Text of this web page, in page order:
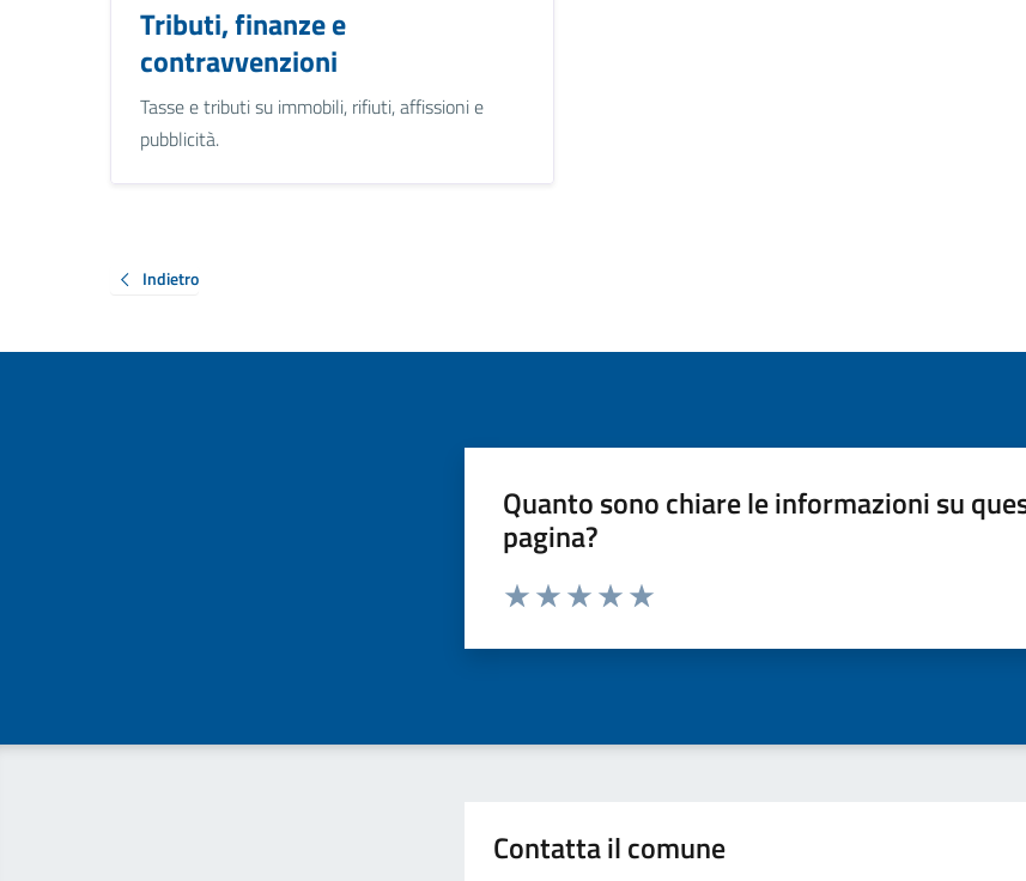
Tributi, finanze e
contravvenzioni
Tasse e tributi su immobili, rifiuti, affissioni e
pubblicità.
Indietro
Quanto sono chiare le informazioni su
pagina?
Valuta da 1 a 5 stelle la pagina
Contatta il comune